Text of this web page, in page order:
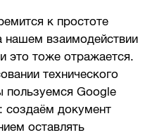
к простоте
нашем взаимодействии
это тоже отражается.
технического
пользуемся Google
создаём документ
оставлять